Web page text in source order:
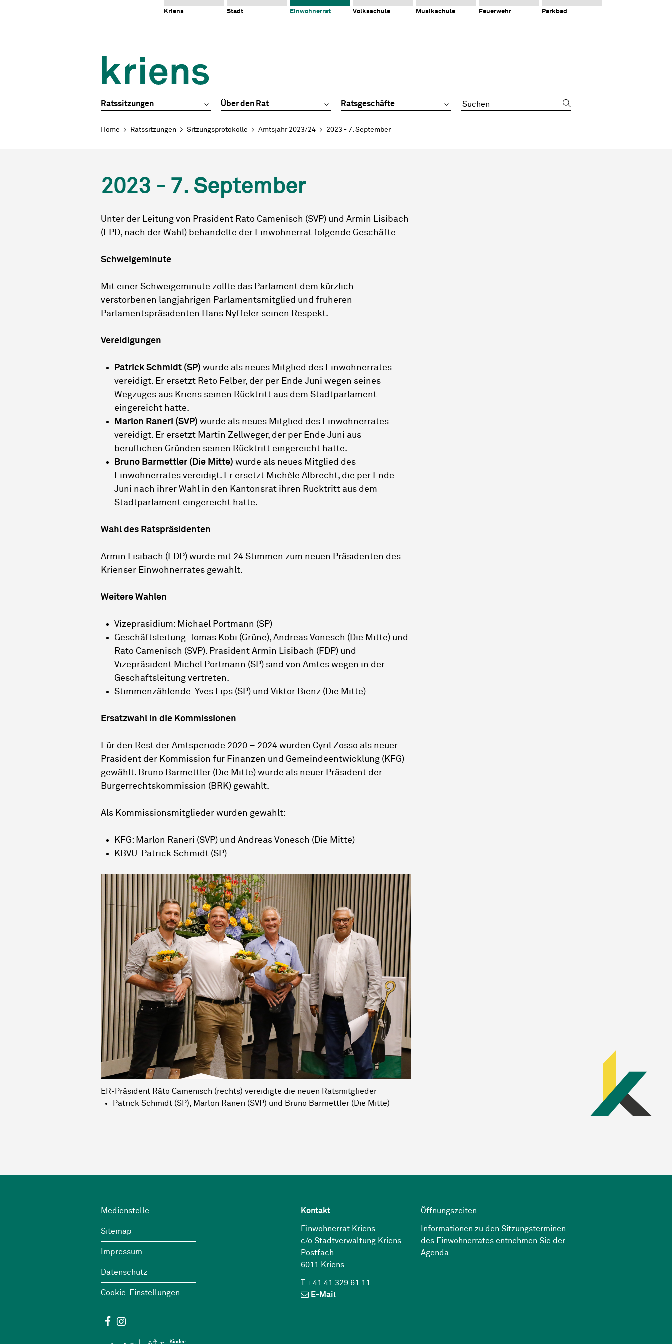
Navigieren in Kriens
Kriens Stadt Einwohnerrat Volksschule Musikschule Feuerwehr Parkbad
Hauptnavigation
Ratssitzungen Über den Rat Ratsgeschäfte Suchbegriff
Breadcrumb
Home Ratssitzungen Sitzungsprotokolle Amtsjahr 2023/24 2023 - 7. September
2023 - 7. September
Unter der Leitung von Präsident Räto Camenisch (SVP) und Armin Lisibach
(FPD, nach der Wahl) behandelte der Einwohnerrat folgende Geschäfte:
Schweigeminute
Mit einer Schweigeminute zollte das Parlament dem kürzlich
verstorbenen langjährigen Parlamentsmitglied und früheren
Parlamentspräsidenten Hans Nyffeler seinen Respekt.
Vereidigungen
Patrick Schmidt (SP) wurde als neues Mitglied des Einwohnerrates
vereidigt. Er ersetzt Reto Felber, der per Ende Juni wegen seines
Wegzuges aus Kriens seinen Rücktritt aus dem Stadtparlament
eingereicht hatte.
Marlon Raneri (SVP) wurde als neues Mitglied des Einwohnerrates
vereidigt. Er ersetzt Martin Zellweger, der per Ende Juni aus
beruflichen Gründen seinen Rücktritt eingereicht hatte.
Bruno Barmettler (Die Mitte) wurde als neues Mitglied des
Einwohnerrates vereidigt. Er ersetzt Michèle Albrecht, die per Ende
Juni nach ihrer Wahl in den Kantonsrat ihren Rücktritt aus dem
Stadtparlament eingereicht hatte.
Wahl des Ratspräsidenten
Armin Lisibach (FDP) wurde mit 24 Stimmen zum neuen Präsidenten des
Krienser Einwohnerrates gewählt.
Weitere Wahlen
Vizepräsidium: Michael Portmann (SP)
Geschäftsleitung: Tomas Kobi (Grüne), Andreas Vonesch (Die Mitte) und
Räto Camenisch (SVP). Präsident Armin Lisibach (FDP) und
Vizepräsident Michel Portmann (SP) sind von Amtes wegen in der
Geschäftsleitung vertreten.
Stimmenzählende: Yves Lips (SP) und Viktor Bienz (Die Mitte)
Ersatzwahl in die Kommissionen
Für den Rest der Amtsperiode 2020 – 2024 wurden Cyril Zosso als neuer
Präsident der Kommission für Finanzen und Gemeindeentwicklung (KFG)
gewählt. Bruno Barmettler (Die Mitte) wurde als neuer Präsident der
Bürgerrechtskommission (BRK) gewählt.
Als Kommissionsmitglieder wurden gewählt:
KFG: Marlon Raneri (SVP) und Andreas Vonesch (Die Mitte)
KBVU: Patrick Schmidt (SP)
ER-Präsident Räto Camenisch (rechts) vereidigte die neuen Ratsmitglieder
Patrick Schmidt (SP), Marlon Raneri (SVP) und Bruno Barmettler (Die Mitte)
Wichtige Links
Medienstelle
Sitemap
Impressum
Datenschutz
Cookie-Einstellungen
Social Media
Facebook
Kontakt
Einwohnerrat Kriens
c/o Stadtverwaltung Kriens
Postfach
6011 Kriens
T +41 41 329 61 11
E-Mail
Öffnungszeiten
Informationen zu den Sitzungsterminen
des Einwohnerrates entnehmen Sie der
Agenda.